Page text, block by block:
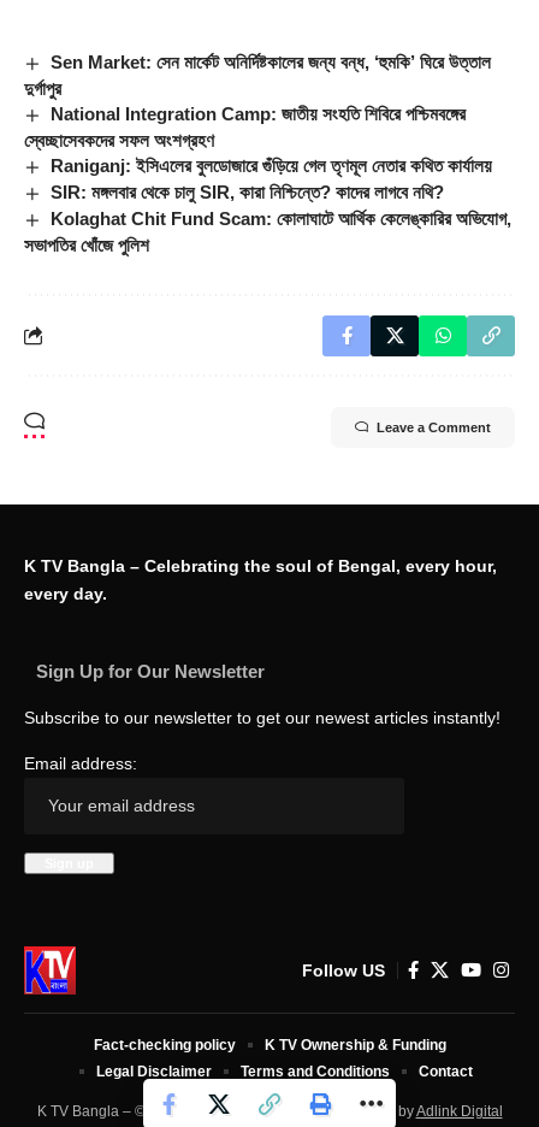
Sen Market: সেন মার্কেট অনির্দিষ্টকালের জন্য বন্ধ, ‘হুমকি’ ঘিরে উত্তাল
দুর্গাপুর
National Integration Camp: জাতীয় সংহতি শিবিরে পশ্চিমবঙ্গের
স্বেচ্ছাসেবকদের সফল অংশগ্রহণ
Raniganj: ইসিএলের বুলডোজারে গুঁড়িয়ে গেল তৃণমূল নেতার কথিত কার্যালয়
SIR: মঙ্গলবার থেকে চালু SIR, কারা নিশ্চিন্তে? কাদের লাগবে নথি?
Kolaghat Chit Fund Scam: কোলাঘাটে আর্থিক কেলেঙ্কারির অভিযোগ,
সভাপতির খোঁজে পুলিশ
Leave a Comment
K TV Bangla – Celebrating the soul of Bengal, every hour,
every day.
Sign Up for Our Newsletter
Subscribe to our newsletter to get our newest articles instantly!
Email address:
Follow US
K TV Bangla – © 2025 All Rights Reserved. Developed byAdlink Digital
Fact-checking policy
K TV Ownership & Funding
Legal Disclaimer
Terms and Conditions Contact